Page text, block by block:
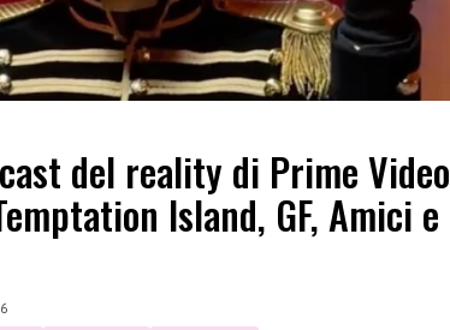
del reality di Prime Video
Island, GF, Amici e